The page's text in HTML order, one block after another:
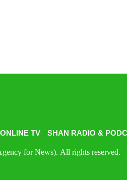
TV SHAN RADIO &
for News). All rights reserved.